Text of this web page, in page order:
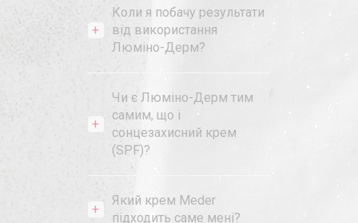
Коли я побачу результати
від використання
Люміно-Дерм?
Чи є Люміно-Дерм тим
самим, що і
сонцезахисний крем
(SPF)?
Який крем Meder
підходить саме мені?